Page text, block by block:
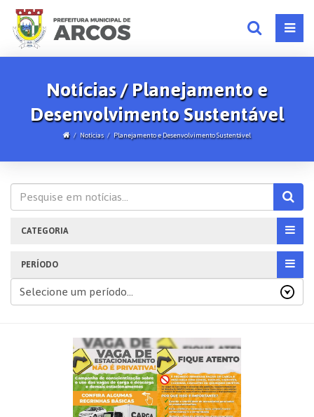
Notícias / Planejamento e
Desenvolvimento Sustentável
Notícias Planejamento e Desenvolvimento Sustentável
CATEGORIA
PERÍODO